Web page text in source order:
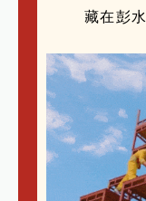
藏在彭